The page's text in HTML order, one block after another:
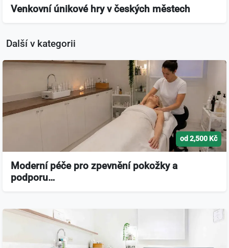
Venkovní únikové hry v českých městech
Další v kategorii
od 2,500 Kč
Moderní péče pro zpevnění pokožky a
podporu…